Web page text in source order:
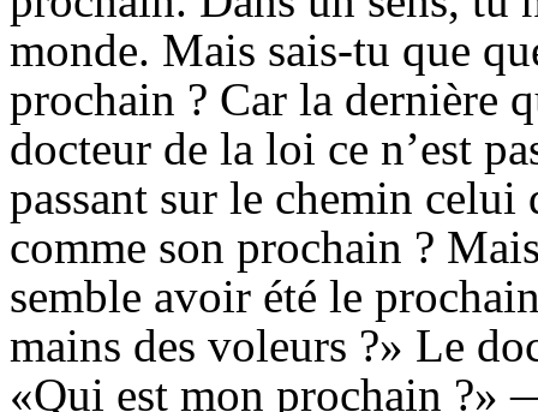
monde. Mais sais-tu que
prochain ? Car la dernière
docteur de la loi ce n’est
passant sur le chemin
comme son prochain ?
semble avoir été le
mains des voleurs ?» Le
«Qui est mon prochain ?»